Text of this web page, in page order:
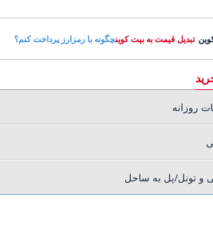
تبدیل قیمت به بیت کوینچگونه با رمزارز پرداخت کنم؟
روزانه
تونل/پل به ساحل